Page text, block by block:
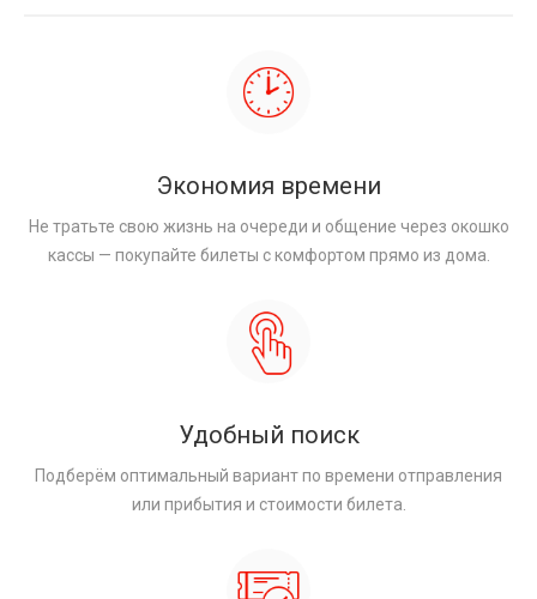
Экономия времени
Не тратьте свою жизнь на очереди и общение через окошко
кассы — покупайте билеты с комфортом прямо из дома.
Удобный поиск
Подберём оптимальный вариант по времени отправления
или прибытия и стоимости билета.